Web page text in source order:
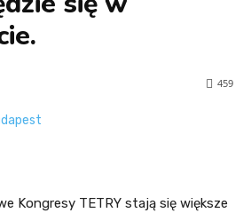
459
Kongresy TETRY stają się większe